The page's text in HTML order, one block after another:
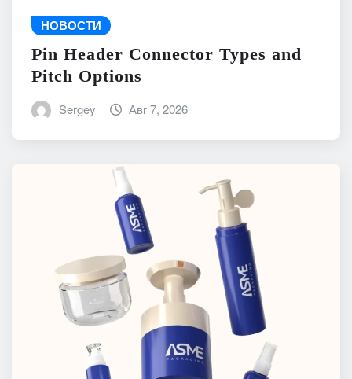
НОВОСТИ
Pin Header Connector Types and
Pitch Options
Sergey Авг 7, 2026